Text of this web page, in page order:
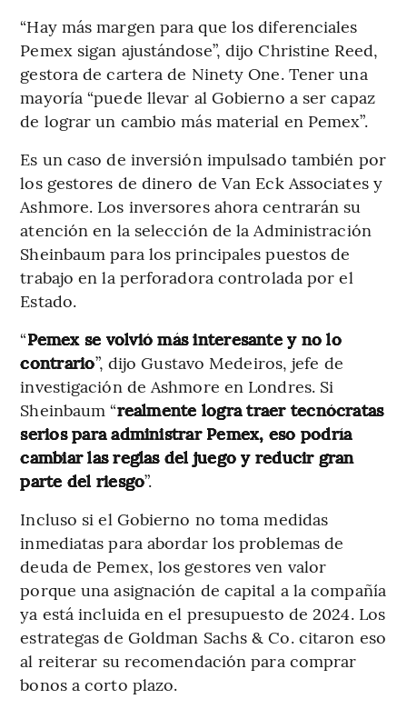
“Hay más margen para que los diferenciales
Pemex sigan ajustándose”, dijo Christine Reed,
gestora de cartera de Ninety One. Tener una
mayoría “puede llevar al Gobierno a ser capaz
de lograr un cambio más material en Pemex”.
Es un caso de inversión impulsado también por
los gestores de dinero de Van Eck Associates y
Ashmore. Los inversores ahora centrarán su
atención en la selección de la Administración
Sheinbaum para los principales puestos de
trabajo en la perforadora controlada por el
Estado.
“Pemex se volvió más interesante y no lo
contrario”, dijo Gustavo Medeiros, jefe de
investigación de Ashmore en Londres. Si
Sheinbaum “realmente logra traer tecnócratas
serios para administrar Pemex, eso podría
cambiar las reglas del juego y reducir gran
parte del riesgo”.
Incluso si el Gobierno no toma medidas
inmediatas para abordar los problemas de
deuda de Pemex, los gestores ven valor
porque una asignación de capital a la compañía
ya está incluida en el presupuesto de 2024. Los
estrategas de Goldman Sachs & Co. citaron eso
al reiterar su recomendación para comprar
bonos a corto plazo.